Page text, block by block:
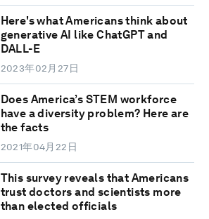
Here's what Americans think about
generative AI like ChatGPT and
DALL-E
2023年02月27日
Does America’s STEM workforce
have a diversity problem? Here are
the facts
2021年04月22日
This survey reveals that Americans
trust doctors and scientists more
than elected officials